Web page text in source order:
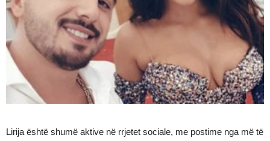
Lirija është shumë aktive në rrjetet sociale, me postime nga më të